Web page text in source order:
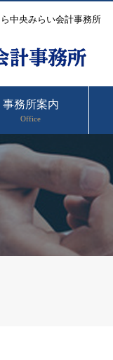
中央みらい会計事務所
事務所案内
Office